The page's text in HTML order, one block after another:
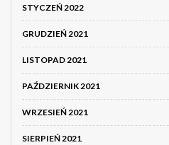
STYCZEŃ 2022
GRUDZIEŃ 2021
LISTOPAD 2021
PAŹDZIERNIK 2021
WRZESIEŃ 2021
SIERPIEŃ 2021